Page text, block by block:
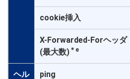
cookie挿入
X-Forwarded-Forヘッダ
(最大数) ＊e
ヘル
ping